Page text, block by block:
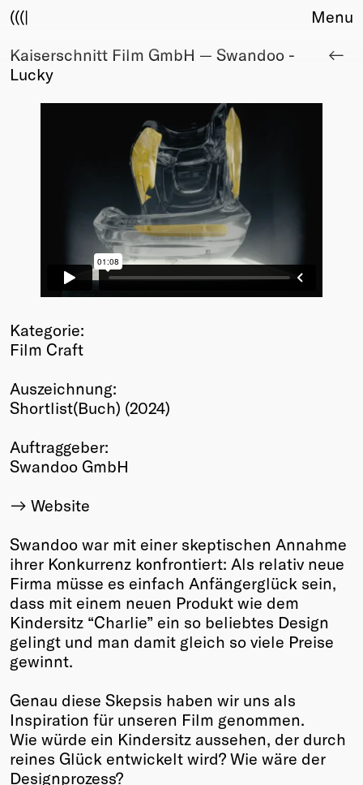
(((|
About
Club
Membership
Young Creatives
Friends of Creativity
Winners
2026
Annual
Menu
Kaiserschnitt Film GmbH — Swandoo -
Lucky
Kategorie:
Film Craft
Auszeichnung:
Shortlist(Buch) (2024)
Auftraggeber:
Swandoo GmbH
Website
Swandoo war mit einer skeptischen Annahme
ihrer Konkurrenz konfrontiert: Als relativ neue
Firma müsse es einfach Anfängerglück sein,
dass mit einem neuen Produkt wie dem
Kindersitz “Charlie” ein so beliebtes Design
gelingt und man damit gleich so viele Preise
gewinnt.
Genau diese Skepsis haben wir uns als
Inspiration für unseren Film genommen.
Wie würde ein Kindersitz aussehen, der durch
reines Glück entwickelt wird? Wie wäre der
Designprozess?